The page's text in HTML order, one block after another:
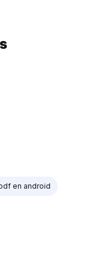
en android